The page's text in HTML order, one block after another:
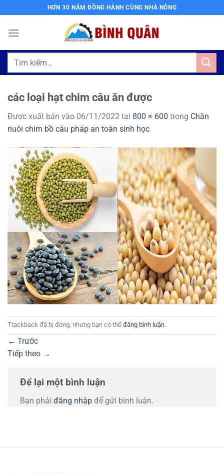
qua
nội
HƠN 30 NĂM ĐỒNG HÀNH CÙNG NHÀ NÔNG
Tìm
các loại hạt chim câu ăn được
Được xuất bản vào 06/11/2022 tại 800 × 600 trong Chăn
nuôi chim bồ câu pháp an toàn sinh học
Trackback đã bị đóng, nhưng bạn có thể đăng bình luận.
← Trước
Tiếp theo →
Để lại một bình luận
Bạn phải đăng nhập để gửi bình luận.